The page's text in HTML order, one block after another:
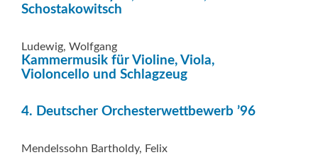
Schostakowitsch
Ludewig, Wolfgang
Kammermusik für Violine, Viola,
Violoncello und Schlagzeug
4. Deutscher Orchesterwettbewerb ’96
Mendelssohn Bartholdy, Felix